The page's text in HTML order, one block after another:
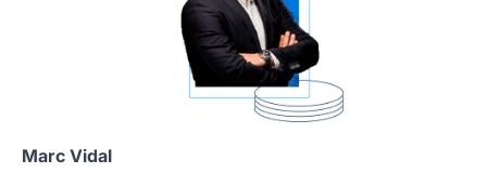
Marc Vidal